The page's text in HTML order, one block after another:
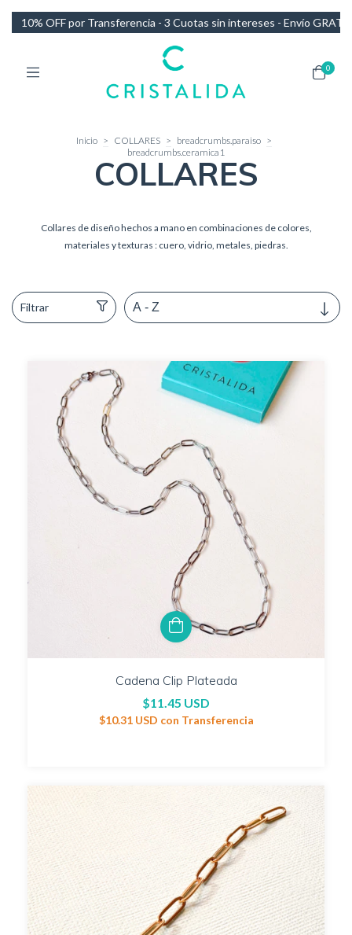
sin intereses - Envío GRATIS en compras de más de $140.000
0
Inicio > COLLARES > breadcrumbs.paraiso >
breadcrumbs.ceramica1
COLLARES
Collares de diseño hechos a mano en combinaciones de colores,
materiales y texturas : cuero, vidrio, metales, piedras.
Filtrar
Cadena Clip Plateada
$11.45 USD
$10.31 USD con Transferencia